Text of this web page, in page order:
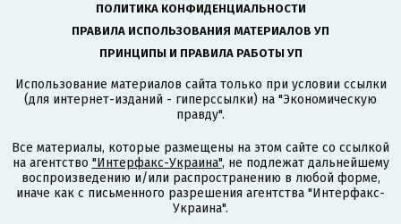
ПОЛИТИКА КОНФИДЕНЦИАЛЬНОСТИ
ПРАВИЛА ИСПОЛЬЗОВАНИЯ МАТЕРИАЛОВ УП
ПРИНЦИПЫ И ПРАВИЛА РАБОТЫ УП
Использование материалов сайта только при условии ссылки
(для интернет-изданий - гиперссылки) на "Экономическую
правду".
Все материалы, которые размещены на этом сайте со ссылкой
на агентство "Интерфакс-Украина", не подлежат дальнейшему
воспроизведению и/или распространению в любой форме,
иначе как с письменного разрешения агентства "Интерфакс-
Украина".